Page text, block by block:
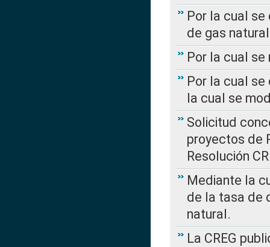
Por la cual
de gas natural
Por la cual se
Por la cual se
la cual se
Solicitud
proyectos de
Resolución
Mediante la
de la tasa de
natural.
La CREG